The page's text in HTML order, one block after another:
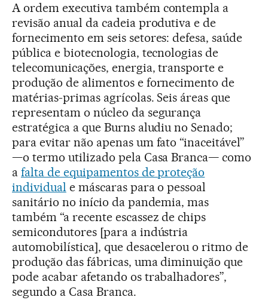
A ordem executiva também contempla a
revisão anual da cadeia produtiva e de
fornecimento em seis setores: defesa, saúde
pública e biotecnologia, tecnologias de
telecomunicações, energia, transporte e
produção de alimentos e fornecimento de
matérias-primas agrícolas. Seis áreas que
representam o núcleo da segurança
estratégica a que Burns aludiu no Senado;
para evitar não apenas um fato “inaceitável”
—o termo utilizado pela Casa Branca— como
a falta de equipamentos de proteção
individual e máscaras para o pessoal
sanitário no início da pandemia, mas
também “a recente escassez de chips
semicondutores [para a indústria
automobilística], que desacelerou o ritmo de
produção das fábricas, uma diminuição que
pode acabar afetando os trabalhadores”,
segundo a Casa Branca.